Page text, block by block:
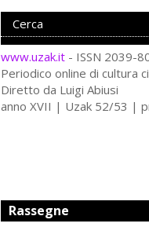
www.uzak.it - ISSN 2039-
Periodico online di cultura
Diretto da Luigi Abiusi
anno XVII | Uzak 52/53 |
Rassegne